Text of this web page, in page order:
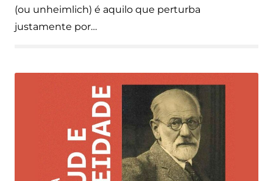
(ou unheimlich) é aquilo que perturba
justamente por…